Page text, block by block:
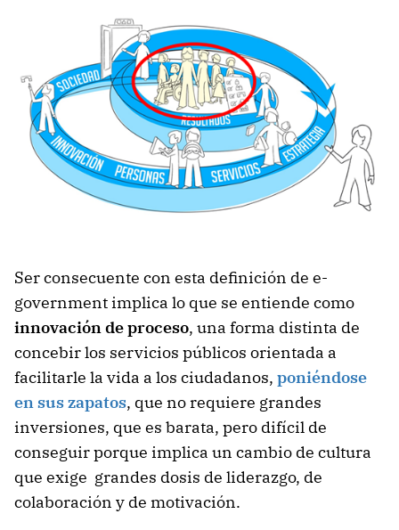
Ser consecuente con esta definición de e-
government implica lo que se entiende como
innovación de proceso, una forma distinta de
concebir los servicios públicos orientada a
facilitarle la vida a los ciudadanos, poniéndose
en sus zapatos, que no requiere grandes
inversiones, que es barata, pero difícil de
conseguir porque implica un cambio de cultura
que exige grandes dosis de liderazgo, de
colaboración y de motivación.